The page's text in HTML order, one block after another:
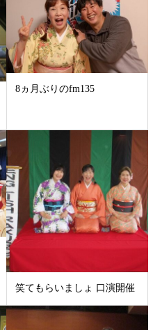
8ヵ月ぶりのfm135
笑てもらいましょ 口演開催